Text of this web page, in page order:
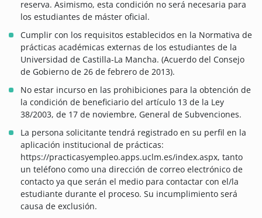
reserva. Asimismo, esta condición no será necesaria para
los estudiantes de máster oficial.
Cumplir con los requisitos establecidos en la Normativa de
prácticas académicas externas de los estudiantes de la
Universidad de Castilla-La Mancha. (Acuerdo del Consejo
de Gobierno de 26 de febrero de 2013).
No estar incurso en las prohibiciones para la obtención de
la condición de beneficiario del artículo 13 de la Ley
38/2003, de 17 de noviembre, General de Subvenciones.
La persona solicitante tendrá registrado en su perfil en la
aplicación institucional de prácticas:
https://practicasyempleo.apps.uclm.es/index.aspx, tanto
un teléfono como una dirección de correo electrónico de
contacto ya que serán el medio para contactar con el/la
estudiante durante el proceso. Su incumplimiento será
causa de exclusión.